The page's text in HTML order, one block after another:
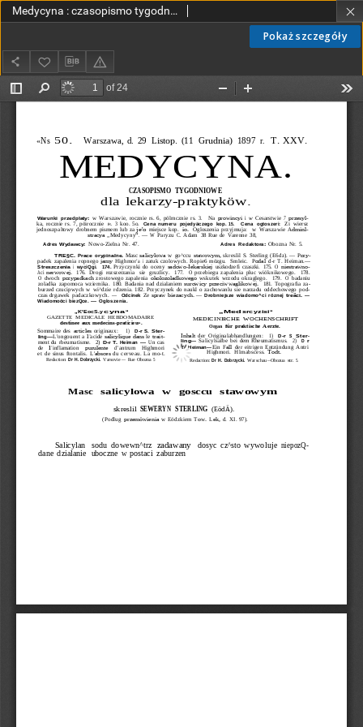
Pokaż szczegóły
Medycyna : czasopismo tygodniowe dla lekarzy praktyków 1897, T.XXV, nr 50